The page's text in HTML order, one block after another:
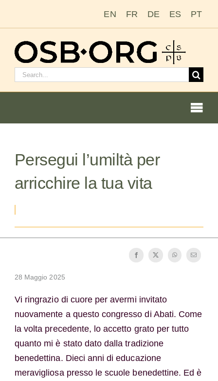
EN FR DE ES PT
Cerca:
Le nostre radici
Diventare un monaco o una monaca
Persegui l’umiltà per
arricchire la tua vita
28 Maggio 2025
Vi ringrazio di cuore per avermi invitato
nuovamente a questo congresso di Abati. Come
la volta precedente, lo accetto grato per tutto
quanto mi è stato dato dalla tradizione
benedettina. Dieci anni di educazione
meravigliosa presso le scuole benedettine. Ed è